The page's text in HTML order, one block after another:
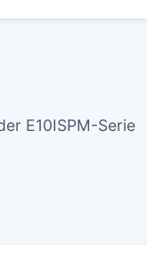
E10ISPM-Serie